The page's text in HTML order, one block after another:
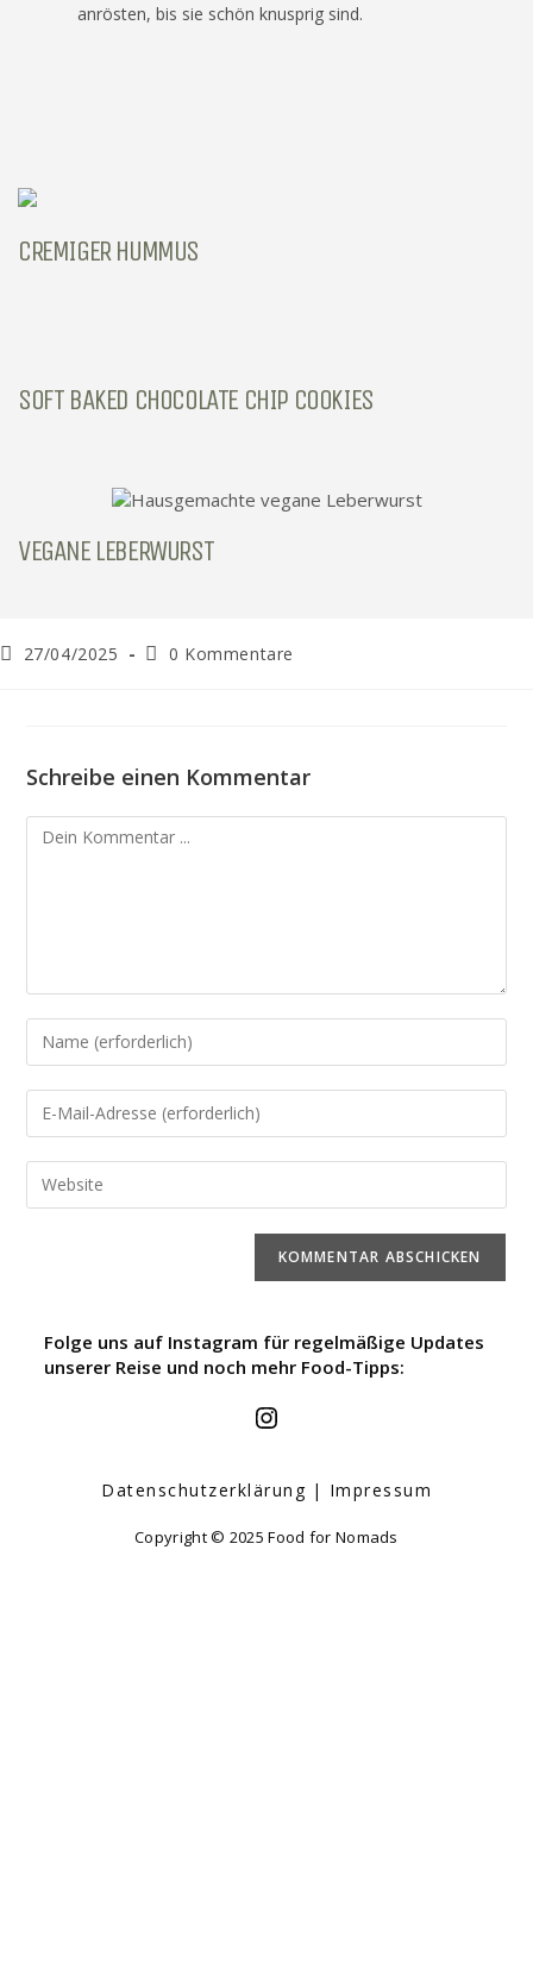
anrösten, bis sie schön knusprig sind.
CREMIGER HUMMUS
SOFT BAKED CHOCOLATE CHIP COOKIES
VEGANE LEBERWURST
27/04/2025 0 Kommentare
Schreibe einen Kommentar
Folge uns auf Instagram für regelmäßige Updates
unserer Reise und noch mehr Food-Tipps:
Datenschutzerklärung Impressum
Copyright © 2025 Food for Nomads